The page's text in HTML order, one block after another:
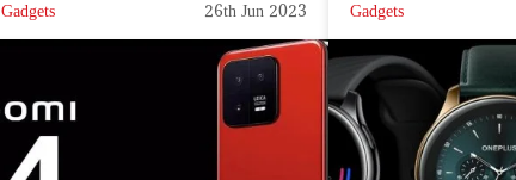
Gadgets 26th Jun 2023 Gadgets